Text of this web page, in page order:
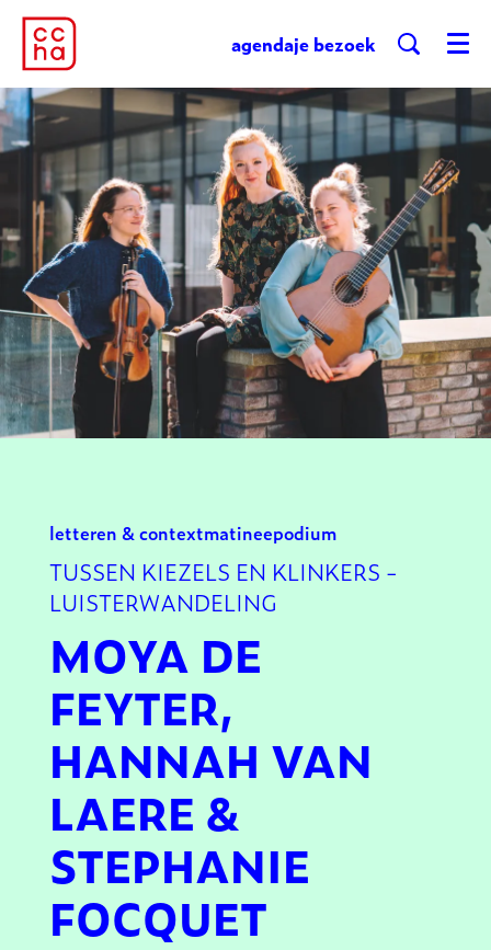
agendaje bezoek Menu
letteren & contextmatineepodium
TUSSEN KIEZELS EN KLINKERS -
LUISTERWANDELING
MOYA DE
FEYTER,
HANNAH VAN
LAERE &
STEPHANIE
FOCQUET